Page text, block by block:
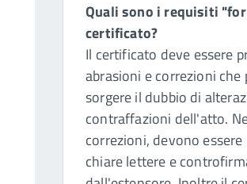
Quali sono i requisiti
certificato?
Il certificato deve essere
abrasioni e correzioni
sorgere il dubbio di
contraffazioni dell'atto.
correzioni, devono
chiare lettere e